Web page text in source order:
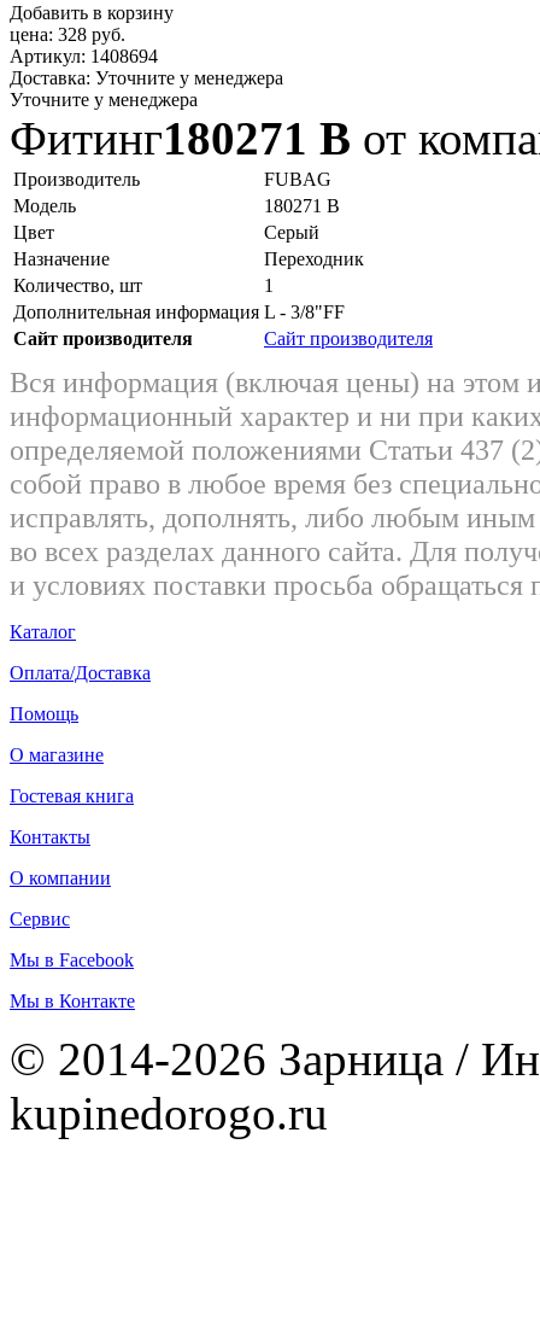
Добавить в корзину
цена: 328 руб.
Артикул: 1408694
Доставка: Уточните у менеджера
Уточните у менеджера
Фитинг180271 В от
Производитель
FUBAG
Модель
180271 В
Цвет
Серый
Назначение
Переходник
Количество, шт
1
Дополнительная информация L - 3/8"FF
Сайт производителя
Сайт производителя
Вся информация (включая цены) на этом
информационный характер и ни при
определяемой положениями Статьи 437
собой право в любое время без
исправлять, дополнять, либо любым
во всех разделах данного сайта. Для
и условиях поставки просьба
Каталог
Оплата/Доставка
Помощь
О магазине
Гостевая книга
Контакты
О компании
Сервис
Мы в Facebook
Мы в Контакте
© 2014-2026 Зарница /
kupinedorogo.ru